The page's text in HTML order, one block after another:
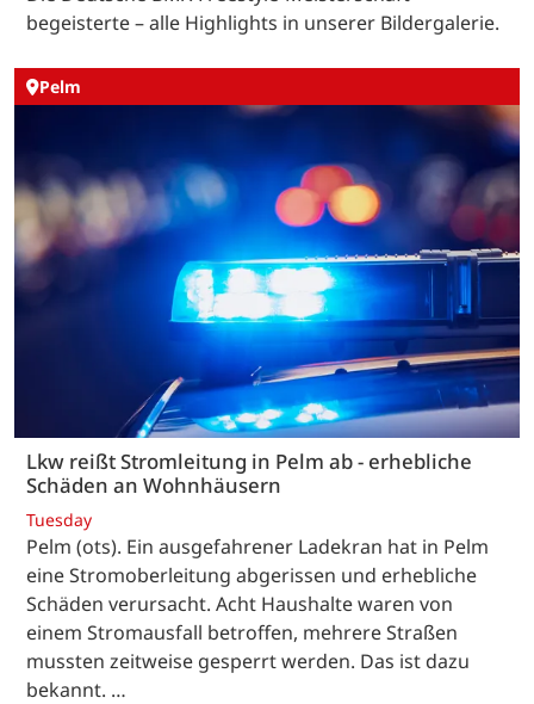
begeisterte – alle Highlights in unserer Bildergalerie.
Pelm
Lkw reißt Stromleitung in Pelm ab - erhebliche
Schäden an Wohnhäusern
Tuesday
Pelm (ots). Ein ausgefahrener Ladekran hat in Pelm
eine Stromoberleitung abgerissen und erhebliche
Schäden verursacht. Acht Haushalte waren von
einem Stromausfall betroffen, mehrere Straßen
mussten zeitweise gesperrt werden. Das ist dazu
bekannt. …